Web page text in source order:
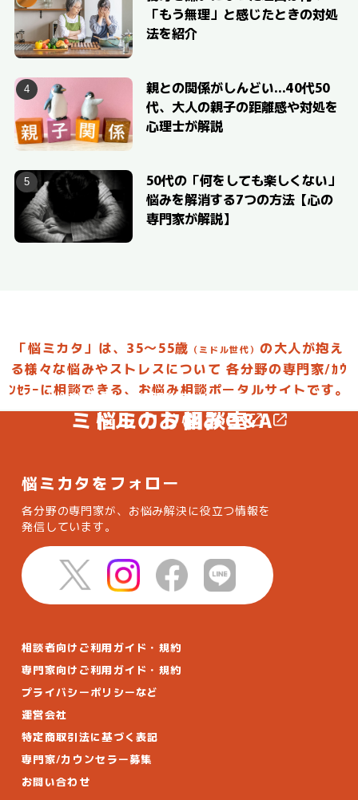
「もう無理」と感じたときの対処
法を紹介
親との関係がしんどい…40代50
代、大人の親子の距離感や対処を
心理士が解説
50代の「何をしても楽しくない」
悩みを解消する7つの方法【心の
専門家が解説】
「悩ミカタ」は、35～55歳 （ミドル世代） の大人が抱え
る様々な悩みやストレスについて 各分野の専門家/ｶｳ
ﾝｾﾗｰに相談できる、お悩み相談ポータルサイトです。
お悩みに合った専門家を選んで相談してみよう
悩ミカタ相談室
お悩みを投稿して専門家からアドバイスしてもらおう
ミドルのお悩みQ&A
悩ミカタをフォロー
各分野の専門家が、お悩み解決に役立つ情報を
発信しています。
相談者向けご利用ガイド・規約
専門家向けご利用ガイド・規約
プライバシーポリシーなど
運営会社
特定商取引法に基づく表記
専門家/カウンセラー募集
お問い合わせ